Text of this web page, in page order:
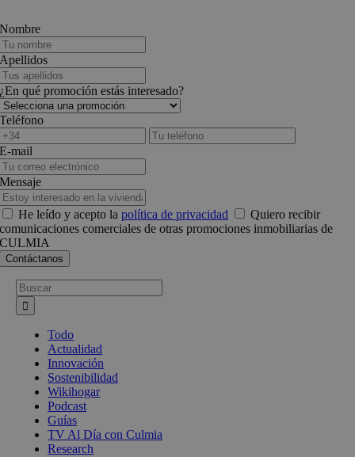
Nombre
Apellidos
¿En qué promoción estás interesado?
Teléfono
E-mail
Mensaje
He leído y acepto lapolítica de privacidad
Quiero recibir
comunicaciones comerciales de otras promociones inmobiliarias de
CULMIA
Busca:
Todo
Actualidad
Innovación
Sostenibilidad
Wikihogar
Podcast
Guías
TV Al Día con Culmia
Research